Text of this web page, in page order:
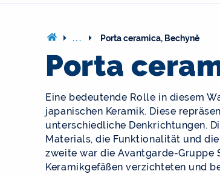
... Porta ceramica, Bechyně
Porta
Eine bedeutende Rolle in diesem
japanischen Keramik. Diese
unterschiedliche Denkrichtungen.
Materials, die Funktionalität und
zweite war die Avantgarde-
Keramikgefäßen verzichteten und